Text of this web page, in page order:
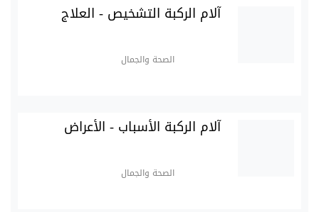
آلام الركبة التشخيص - العلاج
الصحة والجمال
آلام الركبة الأسباب - الأعراض
الصحة والجمال